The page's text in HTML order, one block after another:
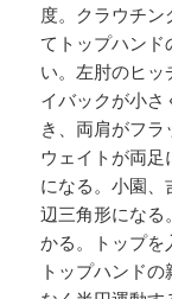
度。クラウチン
てトップハンド
い。左肘のヒ
イバックが小さ
き、両肩がフラ
ウェイトが両
になる。小園
辺三角形になる
かる。トップを
トップハンド